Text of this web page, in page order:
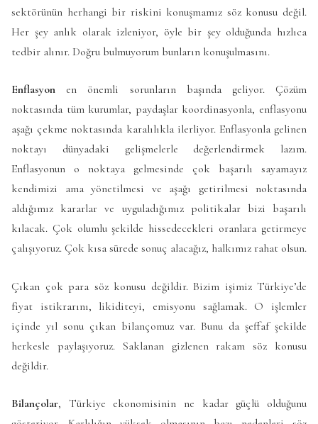
sektörünün herhangi bir riskini konuşmamız söz konusu değil.
Her şey anlık olarak izleniyor, öyle bir şey olduğunda hızlıca
tedbir alınır. Doğru bulmuyorum bunların konuşulmasını.
Enflasyon en önemli sorunların başında geliyor. Çözüm
noktasında tüm kurumlar, paydaşlar koordinasyonla, enflasyonu
aşağı çekme noktasında karalılıkla ilerliyor. Enflasyonla gelinen
noktayı dünyadaki gelişmelerle değerlendirmek lazım.
Enflasyonun o noktaya gelmesinde çok başarılı sayamayız
kendimizi ama yönetilmesi ve aşağı getirilmesi noktasında
aldığımız kararlar ve uyguladığımız politikalar bizi başarılı
kılacak. Çok olumlu şekilde hissedecekleri oranlara getirmeye
çalışıyoruz. Çok kısa sürede sonuç alacağız, halkımız rahat olsun.
Çıkan çok para söz konusu değildir. Bizim işimiz Türkiye’de
fiyat istikrarını, likiditeyi, emisyonu sağlamak. O işlemler
içinde yıl sonu çıkan bilançomuz var. Bunu da şeffaf şekilde
herkesle paylaşıyoruz. Saklanan gizlenen rakam söz konusu
değildir.
Bilançolar, Türkiye ekonomisinin ne kadar güçlü olduğunu